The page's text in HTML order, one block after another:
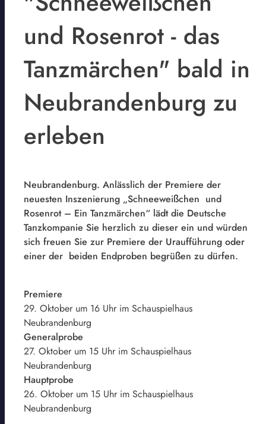
und Rosenrot - das
Tanzmärchen" bald in
Neubrandenburg zu
erleben
Neubrandenburg. Anlässlich der Premiere der
neuesten Inszenierung „Schneeweißchen und
Rosenrot – Ein Tanzmärchen“ lädt die Deutsche
Tanzkompanie Sie herzlich zu dieser ein und würden
sich freuen Sie zur Premiere der Uraufführung oder
einer der beiden Endproben begrüßen zu dürfen.
Premiere
29. Oktober um 16 Uhr im Schauspielhaus
Neubrandenburg
Generalprobe
27. Oktober um 15 Uhr im Schauspielhaus
Neubrandenburg
Hauptprobe
26. Oktober um 15 Uhr im Schauspielhaus
Neubrandenburg